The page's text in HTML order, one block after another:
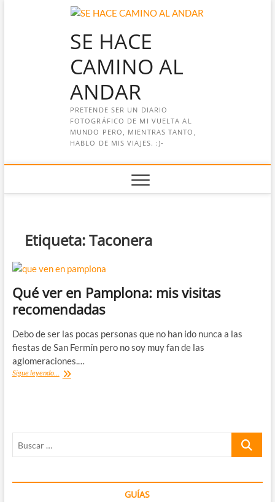
SE HACE
CAMINO AL
ANDAR
PRETENDE SER UN DIARIO
FOTOGRÁFICO DE MI VUELTA AL
MUNDO PERO, MIENTRAS TANTO,
HABLO DE MIS VIAJES. :)-
Etiqueta:Taconera
Qué ver en Pamplona: mis visitas
recomendadas
Debo de ser las pocas personas que no han ido nunca a las
fiestas de San Fermín pero no soy muy fan de las
aglomeraciones.…
Sigue leyendo... Qué
Buscar
GUÍAS